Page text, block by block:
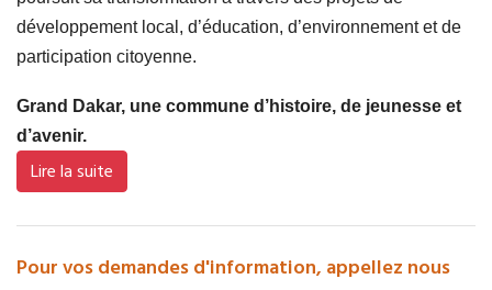
développement local, d’éducation, d’environnement et de
participation citoyenne.
Grand Dakar, une commune d’histoire, de jeunesse et
d’avenir.
Lire la suite
Pour vos demandes d'information, appellez nous